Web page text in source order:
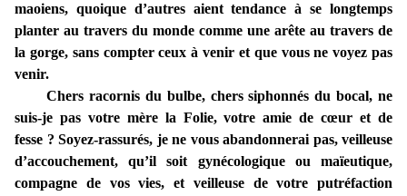
maoiens, quoique d’autres aient tendance à se longtemps
planter au travers du monde comme une arête au travers de
la gorge, sans compter ceux à venir et que vous ne voyez pas
venir.
Chers racornis du bulbe, chers siphonnés du bocal, ne
suis-je pas votre mère la Folie, votre amie de cœur et de
fesse ? Soyez-rassurés, je ne vous abandonnerai pas, veilleuse
d’accouchement, qu’il soit gynécologique ou maïeutique,
compagne de vos vies, et veilleuse de votre putréfaction